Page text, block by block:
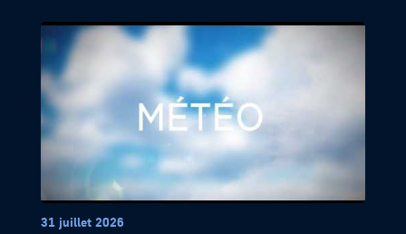
31 juillet 2026